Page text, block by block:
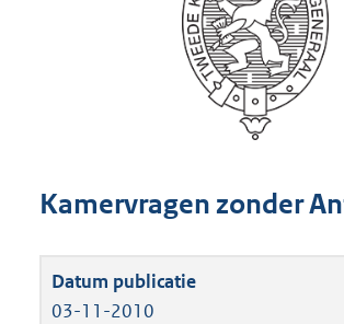
Kamervragen zonder
03-11-2010